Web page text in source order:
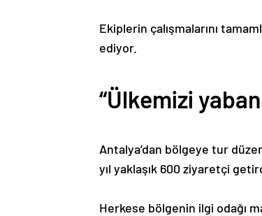
Ekiplerin çalışmalarını
ediyor.
“Ülkemizi
Antalya’dan bölgeye tur
yıl yaklaşık 600 ziyaretçi
Herkese bölgenin ilgi odağı